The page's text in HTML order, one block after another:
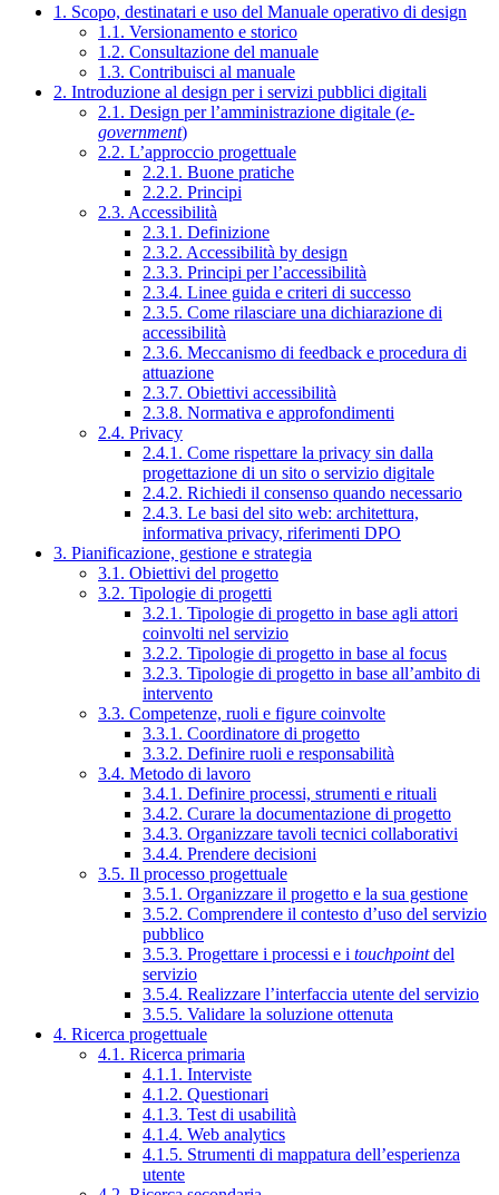
1. Scopo, destinatari e uso del Manuale operativo di design
1.1. Versionamento e storico
1.2. Consultazione del manuale
1.3. Contribuisci al manuale
2. Introduzione al design per i servizi pubblici digitali
2.1. Design per l’amministrazione digitale (e-
government)
2.2. L’approccio progettuale
2.2.1. Buone pratiche
2.2.2. Principi
2.3. Accessibilità
2.3.1. Definizione
2.3.2. Accessibilità by design
2.3.3. Principi per l’accessibilità
2.3.4. Linee guida e criteri di successo
2.3.5. Come rilasciare una dichiarazione di
accessibilità
2.3.6. Meccanismo di feedback e procedura di
attuazione
2.3.7. Obiettivi accessibilità
2.3.8. Normativa e approfondimenti
2.4. Privacy
2.4.1. Come rispettare la privacy sin dalla
progettazione di un sito o servizio digitale
2.4.2. Richiedi il consenso quando necessario
2.4.3. Le basi del sito web: architettura,
informativa privacy, riferimenti DPO
3. Pianificazione, gestione e strategia
3.1. Obiettivi del progetto
3.2. Tipologie di progetti
3.2.1. Tipologie di progetto in base agli attori
coinvolti nel servizio
3.2.2. Tipologie di progetto in base al focus
3.2.3. Tipologie di progetto in base all’ambito di
intervento
3.3. Competenze, ruoli e figure coinvolte
3.3.1. Coordinatore di progetto
3.3.2. Definire ruoli e responsabilità
3.4. Metodo di lavoro
3.4.1. Definire processi, strumenti e rituali
3.4.2. Curare la documentazione di progetto
3.4.3. Organizzare tavoli tecnici collaborativi
3.4.4. Prendere decisioni
3.5. Il processo progettuale
3.5.1. Organizzare il progetto e la sua gestione
3.5.2. Comprendere il contesto d’uso del servizio
pubblico
3.5.3. Progettare i processi e i touchpointdel
servizio
3.5.4. Realizzare l’interfaccia utente del servizio
3.5.5. Validare la soluzione ottenuta
4. Ricerca progettuale
4.1. Ricerca primaria
4.1.1. Interviste
4.1.2. Questionari
4.1.3. Test di usabilità
4.1.4. Web analytics
4.1.5. Strumenti di mappatura dell’esperienza
utente